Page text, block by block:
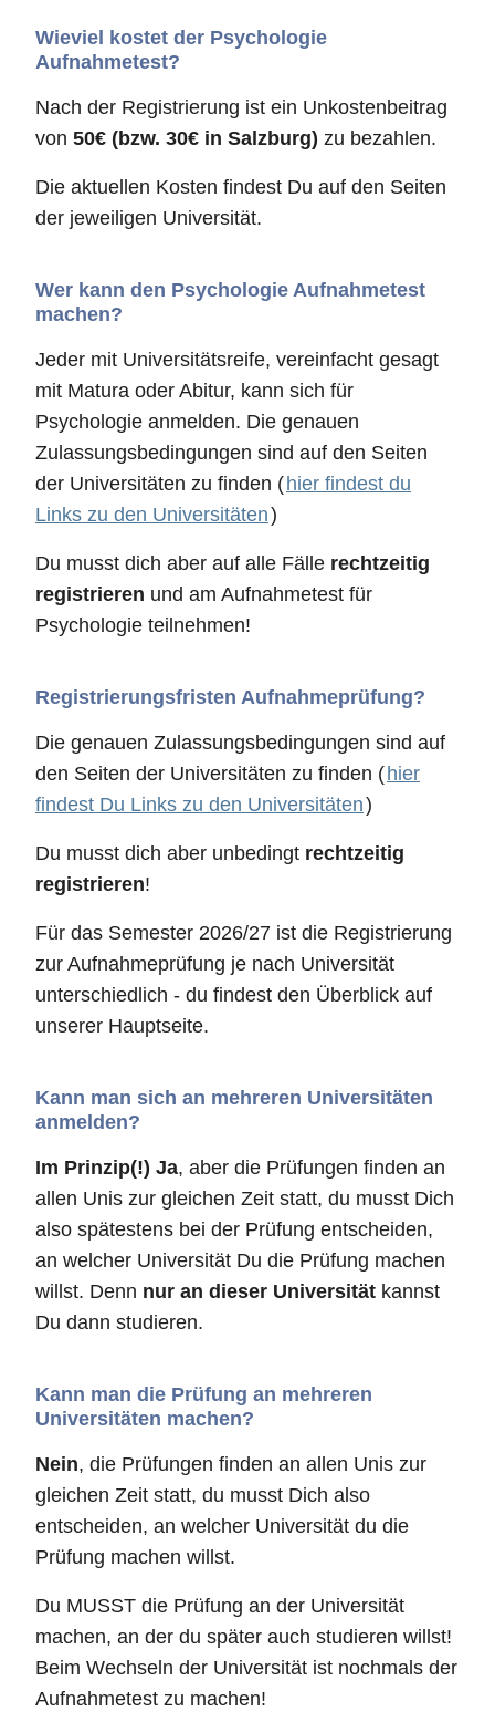
Wieviel kostet der Psychologie
Aufnahmetest?
Nach der Registrierung ist ein Unkostenbeitrag
von 50€ (bzw. 30€ in Salzburg) zu bezahlen.
Die aktuellen Kosten findest Du auf den Seiten
der jeweiligen Universität.
Wer kann den Psychologie Aufnahmetest
machen?
Jeder mit Universitätsreife, vereinfacht gesagt
mit Matura oder Abitur, kann sich für
Psychologie anmelden. Die genauen
Zulassungsbedingungen sind auf den Seiten
der Universitäten zu finden ( hier findest du
Links zu den Universitäten)
Du musst dich aber auf alle Fälle rechtzeitig
registrieren und am Aufnahmetest für
Psychologie teilnehmen!
Registrierungsfristen Aufnahmeprüfung?
Die genauen Zulassungsbedingungen sind auf
den Seiten der Universitäten zu finden ( hier
findest Du Links zu den Universitäten)
Du musst dich aber unbedingt rechtzeitig
registrieren!
Für das Semester 2026/27 ist die Registrierung
zur Aufnahmeprüfung je nach Universität
unterschiedlich - du findest den Überblick auf
unserer Hauptseite.
Kann man sich an mehreren Universitäten
anmelden?
Im Prinzip(!) Ja, aber die Prüfungen finden an
allen Unis zur gleichen Zeit statt, du musst Dich
also spätestens bei der Prüfung entscheiden,
an welcher Universität Du die Prüfung machen
willst. Denn nur an dieser Universität kannst
Du dann studieren.
Kann man die Prüfung an mehreren
Universitäten machen?
Nein, die Prüfungen finden an allen Unis zur
gleichen Zeit statt, du musst Dich also
entscheiden, an welcher Universität du die
Prüfung machen willst.
Du MUSST die Prüfung an der Universität
machen, an der du später auch studieren willst!
Beim Wechseln der Universität ist nochmals der
Aufnahmetest zu machen!